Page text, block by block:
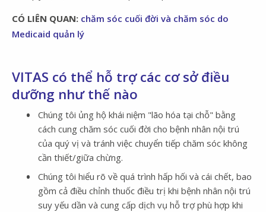
CÓ LIÊN QUAN: chăm sóc cuối đời và chăm sóc do
Medicaid quản lý
VITAS có thể hỗ trợ các cơ sở điều
dưỡng như thế nào
Chúng tôi ủng hộ khái niệm "lão hóa tại chỗ" bằng
cách cung chăm sóc cuối đời cho bệnh nhân nội trú
của quý vị và tránh việc chuyển tiếp chăm sóc không
cần thiết/giữa chừng.
Chúng tôi hiểu rõ về quá trình hấp hối và cái chết, bao
gồm cả điều chỉnh thuốc điều trị khi bệnh nhân nội trú
suy yếu dần và cung cấp dịch vụ hỗ trợ phù hợp khi